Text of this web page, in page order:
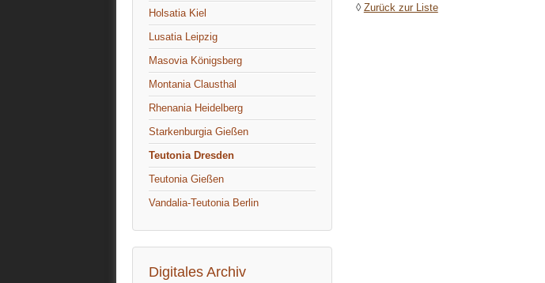
Holsatia Kiel
Lusatia Leipzig
Masovia Königsberg
Montania Clausthal
Rhenania Heidelberg
Starkenburgia Gießen
Teutonia Dresden
Teutonia Gießen
Vandalia-Teutonia Berlin
Digitales Archiv
◊ Zurück zur Liste